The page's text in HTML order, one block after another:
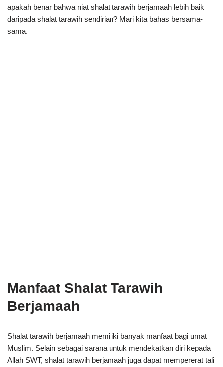
apakah benar bahwa niat shalat tarawih berjamaah lebih baik
daripada shalat tarawih sendirian? Mari kita bahas bersama-
sama.
Manfaat Shalat Tarawih
Berjamaah
Shalat tarawih berjamaah memiliki banyak manfaat bagi umat
Muslim. Selain sebagai sarana untuk mendekatkan diri kepada
Allah SWT, shalat tarawih berjamaah juga dapat mempererat tali